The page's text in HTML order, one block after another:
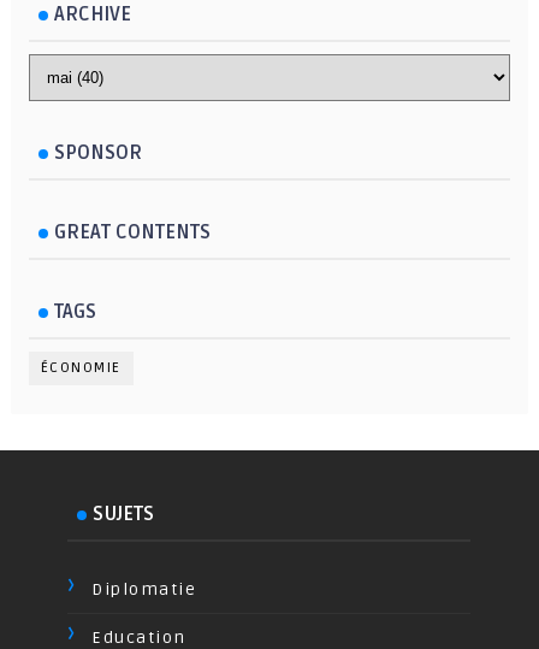
ARCHIVE
SPONSOR
GREAT CONTENTS
TAGS
ÉCONOMIE
SUJETS
Diplomatie
Education